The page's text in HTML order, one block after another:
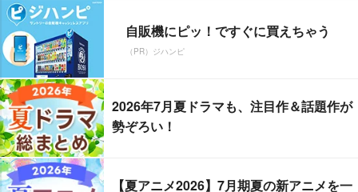
自販機にピッ！ですぐに買えちゃう
（PR）ジハンピ
2026年7月夏ドラマも、注目作＆話題作が
勢ぞろい！
【夏アニメ2026】7月期夏の新アニメを一